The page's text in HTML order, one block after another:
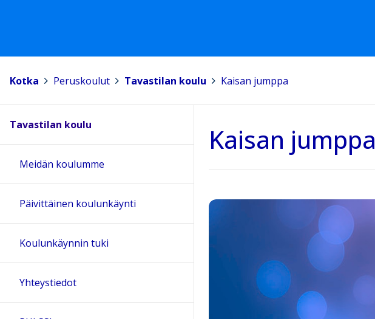
Kotka Peruskoulut Tavastilan koulu Kaisan jumppa
Kaisan jumppa
Tavastilan koulu
Meidän koulumme
Päivittäinen koulunkäynti
Koulunkäynnin tuki
Yhteystiedot